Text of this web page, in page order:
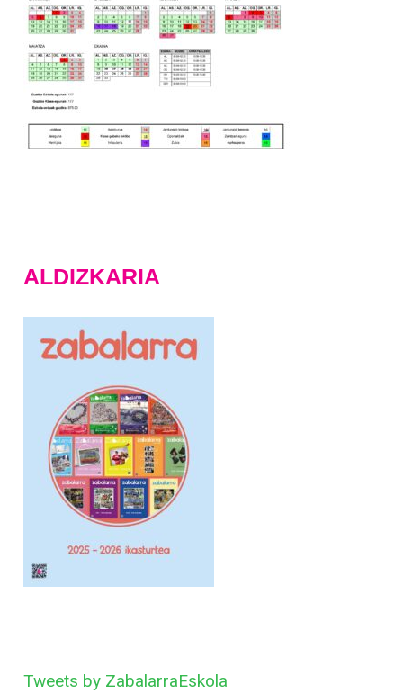
ALDIZKARIA
Tweets by ZabalarraEskola